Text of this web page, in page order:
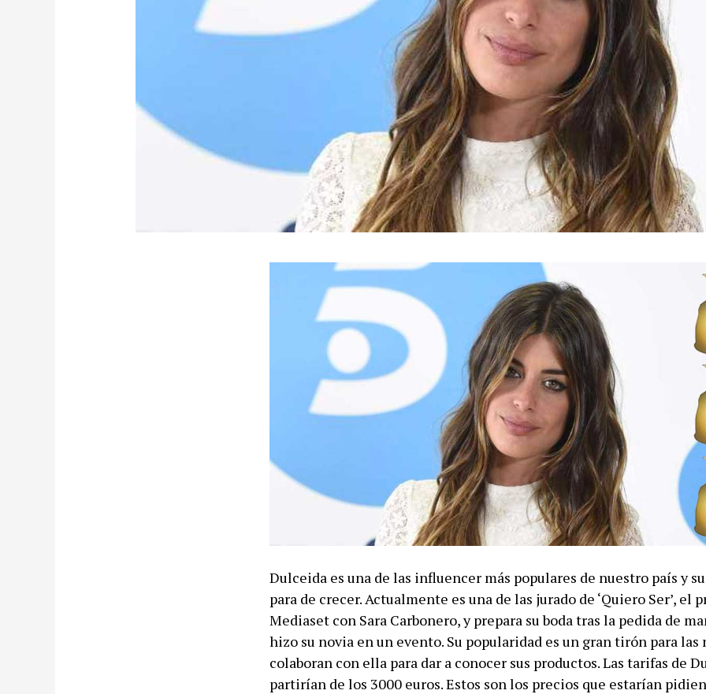
Dulceida es una de las influencer más populares de nuestro país y
para de crecer. Actualmente es una de las jurado de ‘Quiero Ser’, el
Mediaset con Sara Carbonero, y prepara su boda tras la pedida de
hizo su novia en un evento. Su popularidad es un gran tirón para las
colaboran con ella para dar a conocer sus productos. Las tarifas de
partirían de los 3000 euros. Estos son los precios que estarían